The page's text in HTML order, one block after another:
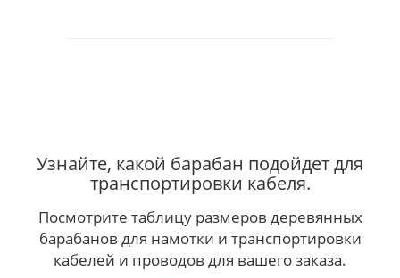
Узнайте, какой барабан подойдет для
транспортировки кабеля.
Посмотрите таблицу размеров деревянных
барабанов для намотки и транспортировки
кабелей и проводов для вашего заказа.